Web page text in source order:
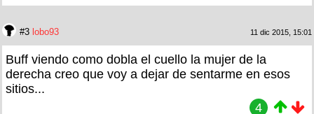
#3 lobo93 11 dic 2015, 15:01
Buff viendo como dobla el cuello la mujer de la
derecha creo que voy a dejar de sentarme en esos
sitios...
4